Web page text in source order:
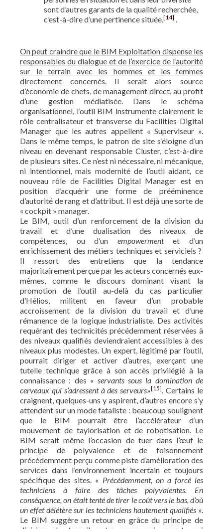
sont d’autres garants de la qualité recherchée,
c’est-à-dire d’une pertinence située.[14] .
On peut craindre que le BIM Exploitation dispense les
responsables du dialogue et de l’exercice de l’autorité
sur le terrain avec les hommes et les femmes
directement concernés.Il serait alors source
d’économie de chefs, de management direct, au profit
d’une gestion médiatisée. Dans le schéma
organisationnel, l’outil BIM instrumente clairement le
rôle centralisateur et transverse du Facilities Digital
Manager que les autres appellent « Superviseur ».
Dans le même temps, le patron de site s’éloigne d’un
niveau en devenant responsable Cluster, c’est-à-dire
de plusieurs sites. Ce n’est ni nécessaire, ni mécanique,
ni intentionnel, mais modernité de l’outil aidant, ce
nouveau rôle de Facilities Digital Manager est en
position d’acquérir une forme de prééminence
d’autorité de rang et d’attribut. Il est déjà une sorte de
« cockpit » manager.
Le BIM, outil d’un renforcement de la division du
travail et d’une dualisation des niveaux de
compétences, ou d’un empowermentet d’un
enrichissement des métiers techniques et serviciels ?
Il ressort des entretiens que la tendance
majoritairement perçue par les acteurs concernés eux-
mêmes, comme le discours dominant visant la
promotion de l’outil au-delà du cas particulier
d’Hélios, militent en faveur d’un probable
accroissement de la division du travail et d’une
rémanence de la logique industrialiste. Des activités
requérant des technicités précédemment réservées à
des niveaux qualifiés deviendraient accessibles à des
niveaux plus modestes. Un expert, légitimé par l’outil,
pourrait diriger et activer d’autres, exerçant une
tutelle technique grâce à son accès privilégié à la
connaissance : des « servants sous la domination de
cerveaux qui s’adressent à des serveurs»[15]. Certains le
craignent, quelques-uns y aspirent, d’autres encore s’y
attendent sur un mode fataliste : beaucoup soulignent
que le BIM pourrait être l’accélérateur d’un
mouvement de taylorisation et de robotisation. Le
BIM serait même l’occasion de tuer dans l’œuf le
principe de polyvalence et de foisonnement
précédemment perçu comme piste d’amélioration des
services dans l’environnement incertain et toujours
spécifique des sites. « Précédemment, on a forcé les
techniciens à faire des tâches polyvalentes. En
conséquence, on était tenté de tirer le coût vers le bas, d’où
un effet délétère sur les techniciens hautement qualifiés ».
Le BIM suggère un retour en grâce du principe de